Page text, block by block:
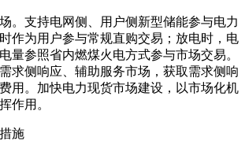
。支持电网侧、用户侧新型储能参与电力
作为用户参与常规直购交易；放电时，电
量参照省内燃煤火电方式参与市场交易。
求侧响应、辅助服务市场，获取需求侧响
用。加快电力现货市场建设，以市场化机
作用。
施